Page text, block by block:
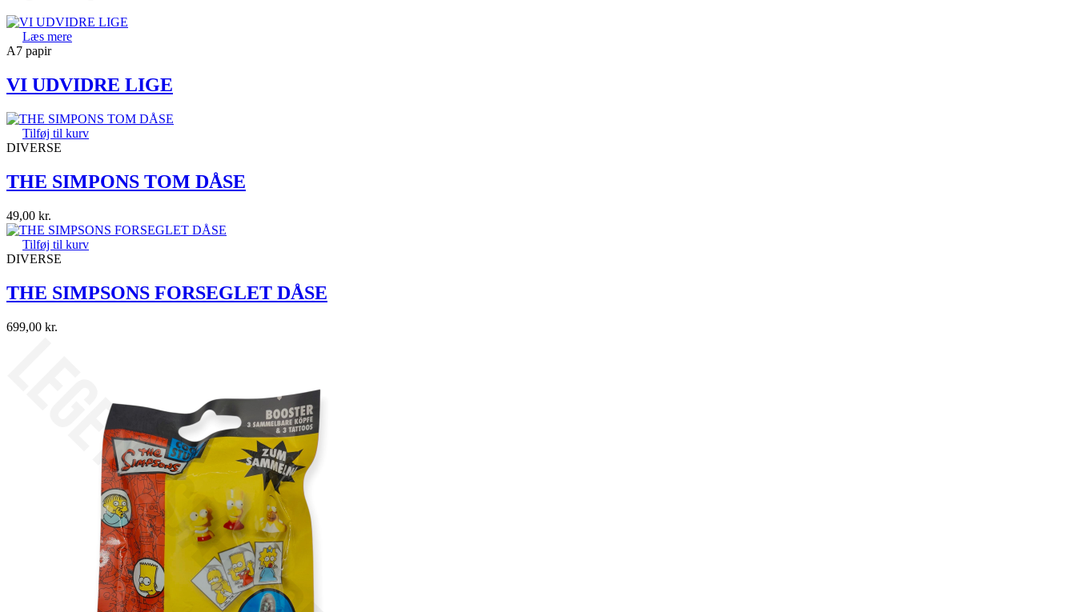
Læs mere
A7 papir
VI UDVIDRE LIGE
Tilføj til kurv
DIVERSE
THE SIMPONS TOM DÅSE
49,00 kr.
Tilføj til kurv
DIVERSE
THE SIMPSONS FORSEGLET DÅSE
699,00 kr.